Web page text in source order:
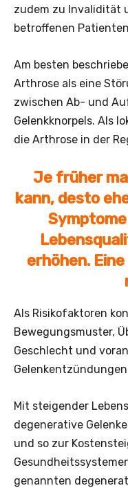
zudem zu Invalidität
betroffenen
Am besten
Arthrose als eine
zwischen Ab- und
Gelenkknorpels. Als
die Arthrose in der
Je früher
kann, desto
erhöhen.
Als Risikofaktoren
Bewegungsmuster,
Geschlecht und
Mit steigender
degenerative
und so zur
genannten